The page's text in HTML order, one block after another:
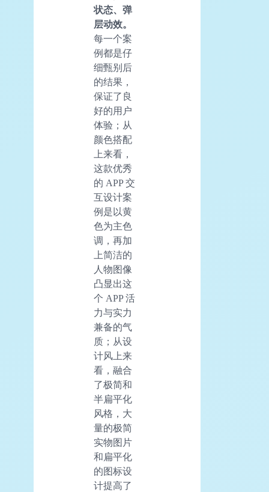
状态、弹
层动效。
每一个案
例都是仔
细甄别后
的结果，
保证了良
好的用户
体验；从
颜色搭配
上来看，
这款优秀
的 APP 交
互设计案
例是以黄
色为主色
调，再加
上简洁的
人物图像
凸显出这
个 APP 活
力与实力
兼备的气
质；从设
计风上来
看，融合
了极简和
半扁平化
风格，大
量的极简
实物图片
和扁平化
的图标设
计提高了